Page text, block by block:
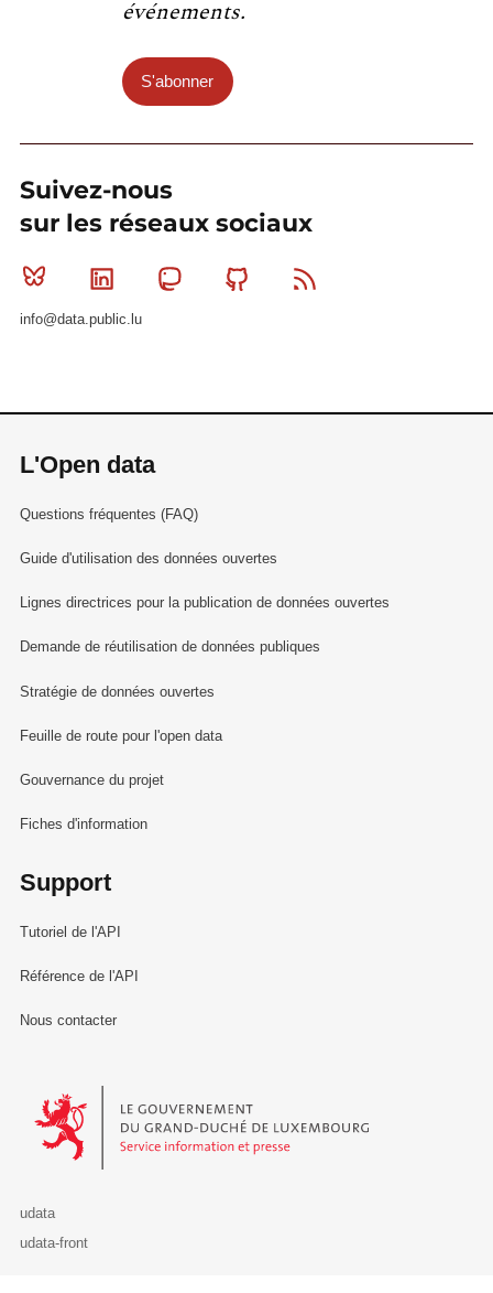
événements.
S'abonner
Suivez-nous
sur les réseaux sociaux
Bluesky Linkedin MastodonGithub
info@data.public.lu
L'Open data
Questions fréquentes (FAQ)
Guide d'utilisation des données ouvertes
Lignes directrices pour la publication de données ouvertes
Demande de réutilisation de données publiques
Stratégie de données ouvertes
Feuille de route pour l'open data
Gouvernance du projet
Fiches d'information
Support
Tutoriel de l'API
Référence de l'API
Nous contacter
Le Gouvernement du Grand-Duché de Luxembourg - Service
udata
udata-front